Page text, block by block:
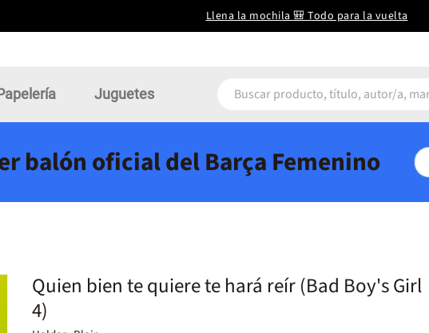
Llena la mochila 🎒 Todo para la vuelta
Juguetes
balón oficial del Barça Femenino
Quien bien te quiere te hará reír (Bad Boy's Girl
4)